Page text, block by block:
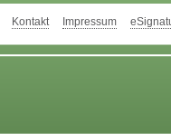
Kontakt Impressum